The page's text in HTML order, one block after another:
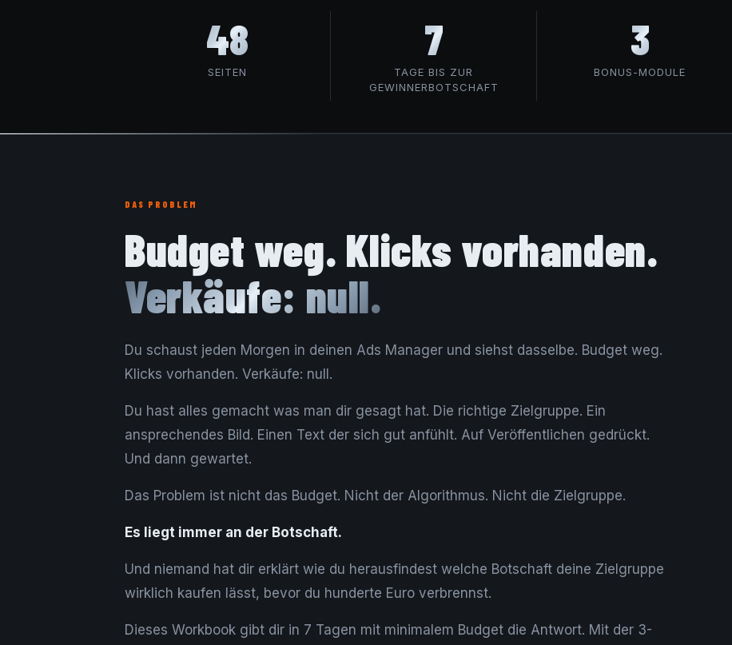
48
SEITEN
7
TAGE BIS ZUR
GEWINNERBOTSCHAFT
3
BONUS-MODULE
DAS PROBLEM
Budget weg. Klicks vorhanden.
Verkäufe: null.
Du schaust jeden Morgen in deinen Ads Manager und siehst dasselbe. Budget weg.
Klicks vorhanden. Verkäufe: null.
Du hast alles gemacht was man dir gesagt hat. Die richtige Zielgruppe. Ein
ansprechendes Bild. Einen Text der sich gut anfühlt. Auf Veröffentlichen gedrückt.
Und dann gewartet.
Das Problem ist nicht das Budget. Nicht der Algorithmus. Nicht die Zielgruppe.
Es liegt immer an der Botschaft.
Und niemand hat dir erklärt wie du herausfindest welche Botschaft deine Zielgruppe
wirklich kaufen lässt, bevor du hunderte Euro verbrennst.
Dieses Workbook gibt dir in 7 Tagen mit minimalem Budget die Antwort. Mit der 3-